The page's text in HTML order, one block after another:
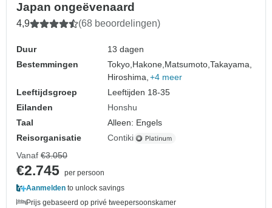
Japan ongeëvenaard
4,9 (68 beoordelingen)
Duur
13 dagen
Bestemmingen
Tokyo, Hakone, Matsumoto,Takayama,
Hiroshima, +4 meer
Leeftijdsgroep
Leeftijden 18-35
Eilanden
Honshu
Taal
Alleen: Engels
Reisorganisatie
Contiki
Vanaf €3.050
€2.745 per persoon
Aanmelden to unlock savings
Prijs gebaseerd op privé tweepersoonskamer